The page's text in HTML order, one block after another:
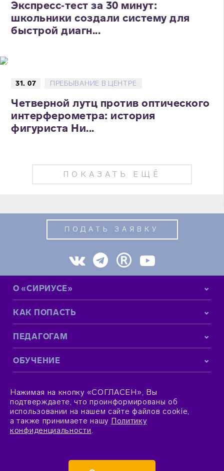
Экспресс‑тест за 30 минут:
школьники создали систему для
быстрой диагн...
31. 07 ПРЕБЫВАНИЕ В ЦЕНТРЕ
Четверной лутц против оптического
интерферометра: история
фигуриста Ни...
ПОКАЗАТЬ ЕЩЁ
ПОДАТЬ ЗАЯВКУ
О «СИРИУСЕ»
КАК ПОПАСТЬ
ПЕДАГОГАМ
ОБУЧЕНИЕ
Нажимая на кнопку «СОГЛАСЕН», Вы
подтверждаете, что проинформированы об
использовании на нашем сайте файлов cookie,
а также принимаете нашу Политику
конфиденциальности.